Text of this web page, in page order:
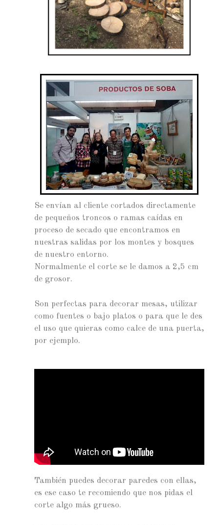
Se envían al cliente cortados directamente
de pequeños troncos o ramas caídas en
proceso de secado que encontramos en
nuestras salidas por los montes y bosques
de nuestro entorno.
Normalmente el corte se le damos a 2,5 cm
de grosor.
Son perfectas para decorar mesas, utilizar
como fuentes o bajo platos o para que le des
el uso que quieras como calce de una puerta,
por ejemplo.
También puedes decorar paredes con ellas,
es ese caso te recomiendo que nos pidas el
corte algo más grueso.